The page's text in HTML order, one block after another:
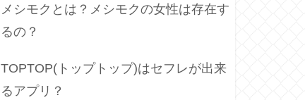
メシモクとは？メシモクの女性は存在す
るの？
TOPTOP(トップトップ)はセフレが出来
るアプリ？